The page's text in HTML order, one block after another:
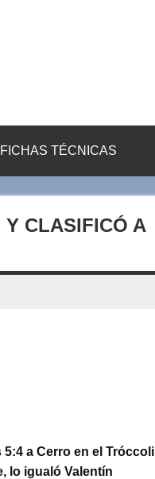
FICHAS TÉCNICAS
Y CLASIFICÓ A
a Cerro en el Tróccoli
lo igualó Valentín